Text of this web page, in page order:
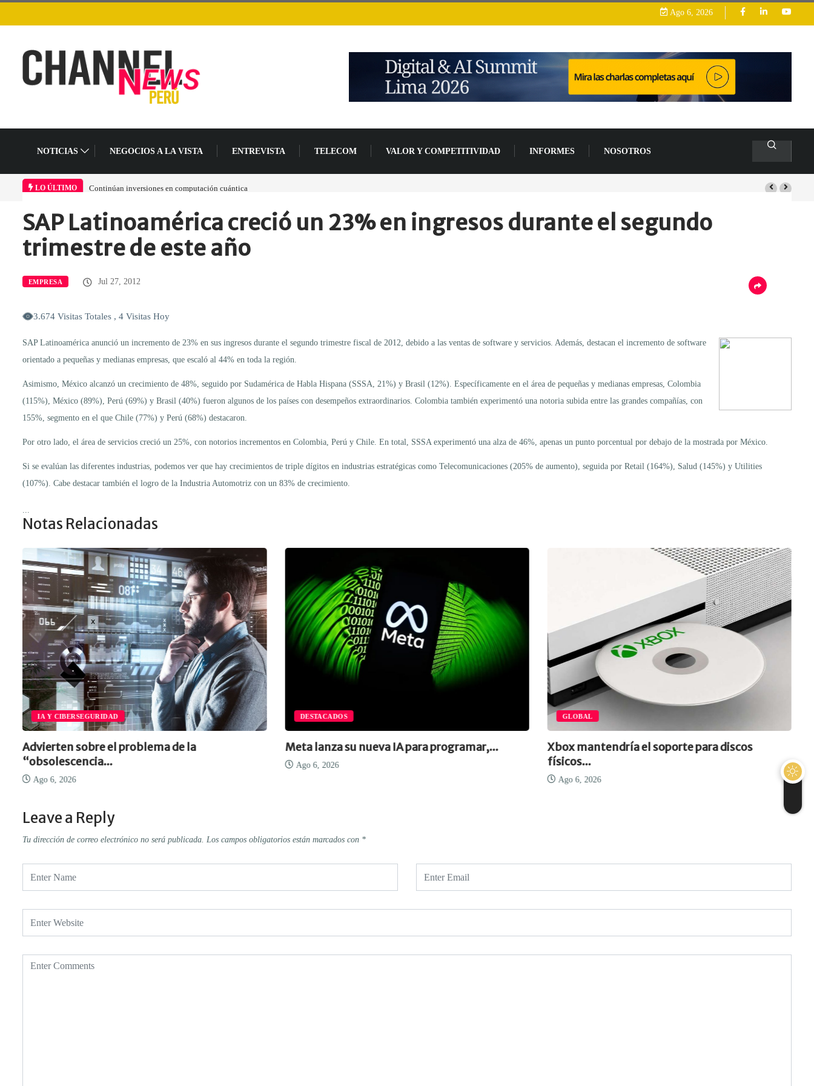
Ago 6, 2026
NOTICIAS NEGOCIOS A LA VISTA ENTREVISTA TELECOM VALOR Y COMPETITIVIDAD INFORMES NOSOTROS
LO ÚLTIMO
Continúan inversiones en computación cuánticaAdvierten sobre el problema de la
TI industrial
Home Empresa SAP Latinoamérica creció…
SAP Latinoamérica creció un 23% en ingresos durante el segundo
trimestre de este año
EMPRESA Jul 27, 2012
3.674 Visitas Totales , 4 Visitas Hoy
SAP Latinoamérica anunció un incremento de 23% en sus ingresos durante el segundo trimestre fiscal de 2012, debido a las ventas de software y servicios. Además, destacan el incremento de software
orientado a pequeñas y medianas empresas, que escaló al 44% en toda la región.
Asimismo, México alcanzó un crecimiento de 48%, seguido por Sudamérica de Habla Hispana (SSSA, 21%) y Brasil (12%). Específicamente en el área de pequeñas y medianas empresas, Colombia
(115%), México (89%), Perú (69%) y Brasil (40%) fueron algunos de los países con desempeños extraordinarios. Colombia también experimentó una notoria subida entre las grandes compañías, con
155%, segmento en el que Chile (77%) y Perú (68%) destacaron.
Por otro lado, el área de servicios creció un 25%, con notorios incrementos en Colombia, Perú y Chile. En total, SSSA experimentó una alza de 46%, apenas un punto porcentual por debajo de la mostrada por México.
Si se evalúan las diferentes industrias, podemos ver que hay crecimientos de triple dígitos en industrias estratégicas como Telecomunicaciones (205% de aumento), seguida por Retail (164%), Salud (145%) y Utilities
(107%). Cabe destacar también el logro de la Industria Automotriz con un 83% de crecimiento.
Notas Relacionadas
IA Y CIBERSEGURIDAD
Advierten sobre el problema de la
“obsolescencia...
Ago 6, 2026
DESTACADOS
Meta lanza su nueva IA para programar,...
Ago 6, 2026
GLOBAL
Xbox mantendría el soporte para discos
físicos...
Ago 6, 2026
Leave a Reply
Tu dirección de correo electrónico no será publicada. Los campos obligatorios están marcados con *